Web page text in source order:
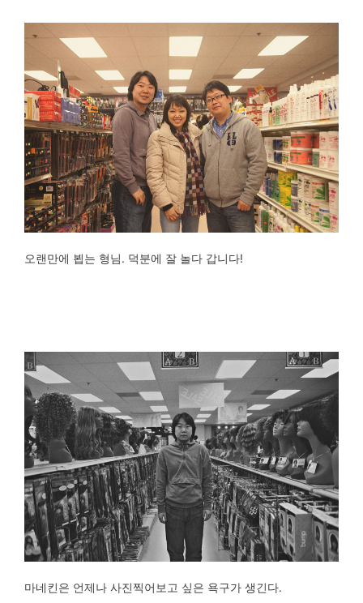
오랜만에 뵙는 형님. 덕분에 잘 놀다 갑니다!
마네킨은 언제나 사진찍어보고 싶은 욕구가 생긴다.